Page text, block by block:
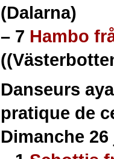
(Dalarna)
– 7 Hambo
Danseurs
pratique de
Dimanche